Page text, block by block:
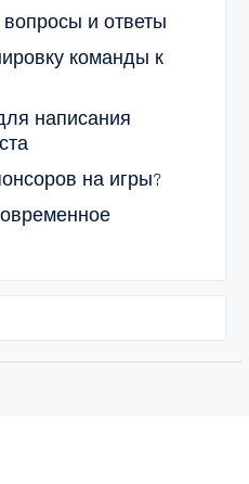
вопросы и ответы
команды к
написания
на игры?